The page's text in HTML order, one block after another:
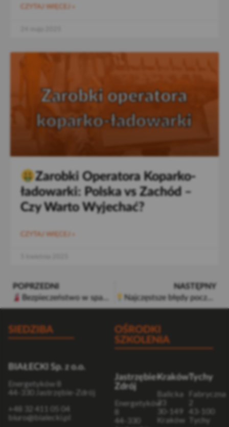
CZYTAJ WIĘCEJ »
Zarobki Operatora Koparko-
ładowarki: Polska vs Zachód –
Czy Warto Wyjechać?
CZYTAJ WIĘCEJ »
POPRZEDNI
Bezpieczeństwo w spawaniu MAG – jak uniknąć zagrożeń?
NASTĘPNY
Najczęstsze błędy początkujących spawaczy MAG – jak ich uniknąć?
SIEDZIBA
BIAŁECKI Sp. z o.o.
Energetyków 8
44-330 Jastrzębie-Zdrój
+48 32 411 05 04
biuro@bialecki.pl
OŚRODKI
SZKOLENIA
Jastrzębie-
Zdrój
Energetyków
8
44-330
Kraków
Balicka
73
30-149
Kraków
Tychy
Fabryczna
43-100
Tychy